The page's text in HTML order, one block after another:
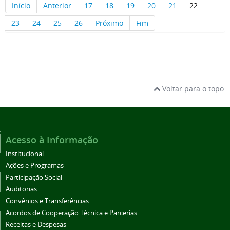
Início
Anterior 17 18 19 20 21
22
23
24 25 26 Próximo Fim
Voltar para o topo
Acesso à Informação
Institucional
Ações e Programas
Participação Social
Auditorias
Convênios e Transferências
Acordos de Cooperação Técnica e Parcerias
Receitas e Despesas